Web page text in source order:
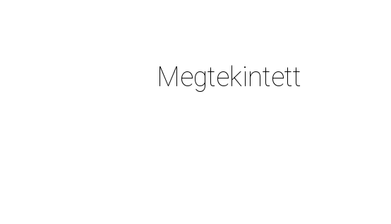
Megtekintett